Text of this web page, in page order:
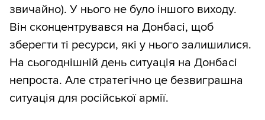
звичайно). У нього не було іншого виходу.
Він сконцентрувався на Донбасі, щоб
зберегти ті ресурси, які у нього залишилися.
На сьогоднішній день ситуація на Донбасі
непроста. Але стратегічно це безвиграшна
ситуація для російської армії.